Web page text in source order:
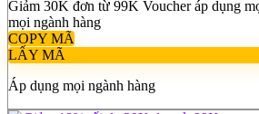
Giảm 30K đơn từ 99K Voucher áp dụng
mọi ngành hàng
COPY MÃ
LẤY MÃ
Áp dụng mọi ngành hàng